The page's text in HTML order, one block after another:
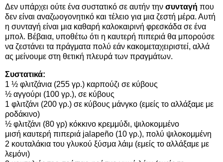
Δεν υπάρχει ούτε ένα συστατικό σε αυτήν την συνταγή που
δεν είναι αναζωογονητικό και τέλειο για μια ζεστή μέρα. Αυτή
η συνταγή είναι μια καθαρή καλοκαιρινή φρεσκάδα σε ένα
μπολ. Βέβαια, υποθέτω ότι η καυτερή πιπεριά θα μπορούσε
να ζεστάνει τα πράγματα πολύ εάν κακομεταχειριστεί, αλλά
ας μείνουμε στη θετική πλευρά των πραγμάτων.
Συστατικά:
1 ½ φλιτζάνια (255 γρ.) καρπούζι σε κύβους
½ αγγούρι (100 γρ.), σε κύβους
1 φλιτζάνι (200 γρ.) σε κύβους μάνγκο (εμείς το αλλάξαμε με
ροδάκινο)
½ φλιτζάνι (80 γρ) κόκκινο κρεμμύδι, ψιλοκομμένο
μισή καυτερή πιπεριά jalapeño (10 γρ.), πολύ ψιλοκομμένη
2 κουταλάκια του γλυκού ξύσμα λάιμ (εμείς το αλλάξαμε με
λεμόνι)